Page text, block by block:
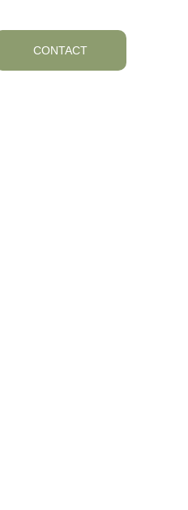
CONTACT